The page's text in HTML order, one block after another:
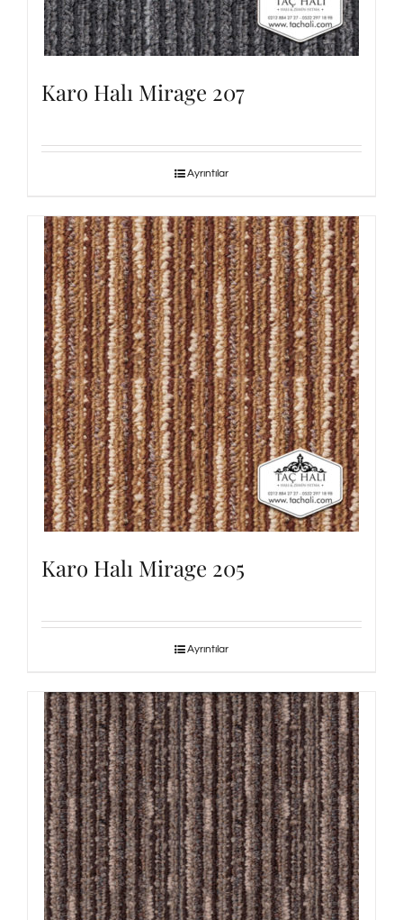
Karo Halı Mirage 207
Ayrıntılar
Karo Halı Mirage 205
Ayrıntılar